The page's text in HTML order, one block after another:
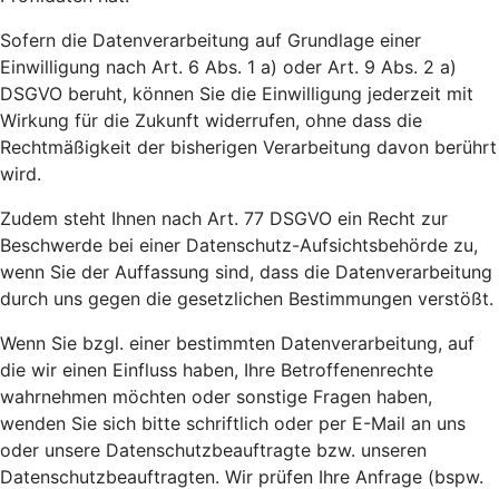
Sofern die Datenverarbeitung auf Grundlage einer
Einwilligung nach Art. 6 Abs. 1 a) oder Art. 9 Abs. 2 a)
DSGVO beruht, können Sie die Einwilligung jederzeit mit
Wirkung für die Zukunft widerrufen, ohne dass die
Rechtmäßigkeit der bisherigen Verarbeitung davon berührt
wird.
Zudem steht Ihnen nach Art. 77 DSGVO ein Recht zur
Beschwerde bei einer Datenschutz-Aufsichtsbehörde zu,
wenn Sie der Auffassung sind, dass die Datenverarbeitung
durch uns gegen die gesetzlichen Bestimmungen verstößt.
Wenn Sie bzgl. einer bestimmten Datenverarbeitung, auf
die wir einen Einfluss haben, Ihre Betroffenenrechte
wahrnehmen möchten oder sonstige Fragen haben,
wenden Sie sich bitte schriftlich oder per E-Mail an uns
oder unsere Datenschutzbeauftragte bzw. unseren
Datenschutzbeauftragten. Wir prüfen Ihre Anfrage (bspw.